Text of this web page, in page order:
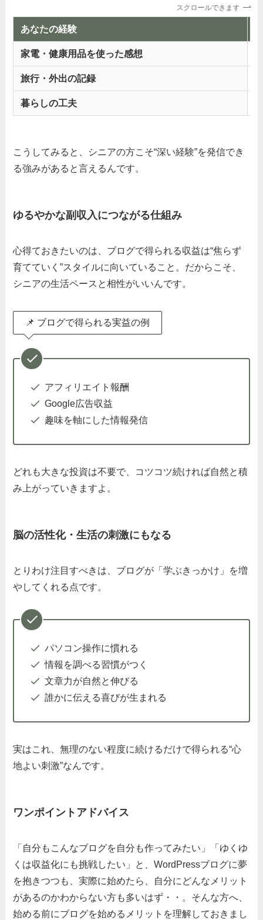
スクロールできます
あなたの経験
家電・健康用品を使った感想
旅行・外出の記録
暮らしの工夫
こうしてみると、シニアの方こそ“深い経験”を発信でき
る強みがあると言えるんです。
ゆるやかな副収入につながる仕組み
心得ておきたいのは、ブログで得られる収益は“焦らず
育てていく”スタイルに向いていること。だからこそ、
シニアの生活ペースと相性がいいんです。
📌 ブログで得られる実益の例
アフィリエイト報酬
Google広告収益
趣味を軸にした情報発信
どれも大きな投資は不要で、コツコツ続ければ自然と積
み上がっていきますよ。
脳の活性化・生活の刺激にもなる
とりわけ注目すべきは、ブログが「学ぶきっかけ」を増
やしてくれる点です。
パソコン操作に慣れる
情報を調べる習慣がつく
文章力が自然と伸びる
誰かに伝える喜びが生まれる
実はこれ、無理のない程度に続けるだけで得られる“心
地よい刺激”なんです。
ワンポイントアドバイス
「自分もこんなブログを自分も作ってみたい」「ゆくゆ
くは収益化にも挑戦したい」と、WordPressブログに夢
を抱きつつも、実際に始めたら、自分にどんなメリット
があるのかわからない方も多いはず・・。そんな方へ、
始める前にブログを始めるメリットを理解しておきまし